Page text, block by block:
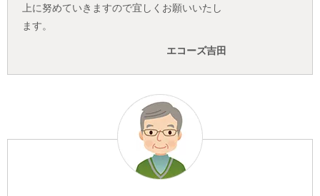
上に努めていきますので宜しくお願いいたし
ます。
エコーズ吉田